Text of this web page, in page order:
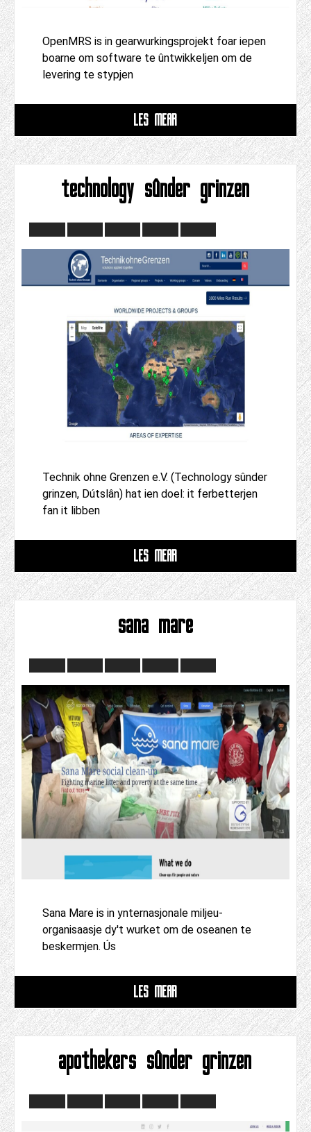
OpenMRS is in gearwurkingsprojekt foar iepen
boarne om software te ûntwikkeljen om de
levering te stypjen
LÊS MEAR
technology sûnder grinzen
Technik ohne Grenzen e.V. (Technology sûnder
grinzen, Dútslân) hat ien doel: it ferbetterjen
fan it libben
LÊS MEAR
sana mare
Sana Mare is in ynternasjonale miljeu-
organisaasje dy't wurket om de oseanen te
beskermjen. Ús
LÊS MEAR
apothekers sûnder grinzen